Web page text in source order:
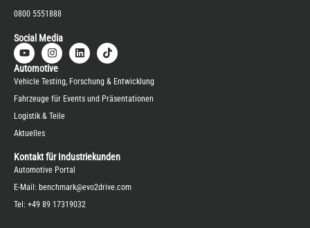
0800 5551888
Social Media
Automotive
Vehicle Testing, Forschung & Entwicklung
Fahrzeuge für Events und Präsentationen
Logistik & Teile
Aktuelles
Kontakt für Industriekunden
Automotive Portal
E-Mail: benchmark@evo2drive.com
Tel: +49 89 17319032